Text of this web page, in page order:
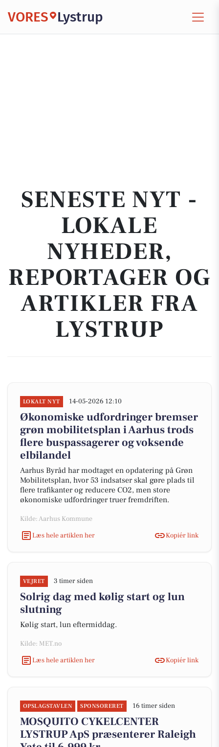
VORES Lystrup
SENESTE NYT -
LOKALE
NYHEDER,
REPORTAGER OG
ARTIKLER FRA
LYSTRUP
LOKALT NYT 14-05-2026 12:10
Økonomiske udfordringer bremser
grøn mobilitetsplan i Aarhus trods
flere buspassagerer og voksende
elbilandel
Aarhus Byråd har modtaget en opdatering på Grøn
Mobilitetsplan, hvor 53 indsatser skal gøre plads til
flere trafikanter og reducere CO2, men store
økonomiske udfordringer truer fremdriften.
Kilde: Aarhus Kommune
Læs hele artiklen her
Kopiér link
VEJRET 3 timer siden
Solrig dag med kølig start og lun
slutning
Kølig start, lun eftermiddag.
Kilde: MET.no
Læs hele artiklen her
Kopiér link
OPSLAGSTAVLEN SPONSORERET 16 timer siden
MOSQUITO CYKELCENTER
LYSTRUP ApS præsenterer Raleigh